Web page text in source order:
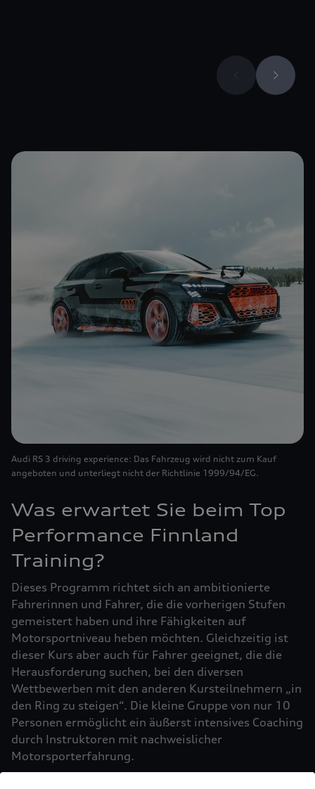
Audi RS 3 driving experience: Das Fahrzeug wird nicht zum Kauf
angeboten und unterliegt nicht der Richtlinie 1999/94/EG.
Was erwartet Sie beim Top
Performance Finnland
Training?
Dieses Programm richtet sich an ambitionierte
Fahrerinnen und Fahrer, die die vorherigen Stufen
gemeistert haben und ihre Fähigkeiten auf
Motorsportniveau heben möchten. Gleichzeitig ist
dieser Kurs aber auch für Fahrer geeignet, die die
Herausforderung suchen, bei den diversen
Wettbewerben mit den anderen Kursteilnehmern „in
den Ring zu steigen“. Die kleine Gruppe von nur 10
Personen ermöglicht ein äußerst intensives Coaching
durch Instruktoren mit nachweislicher
Motorsporterfahrung.